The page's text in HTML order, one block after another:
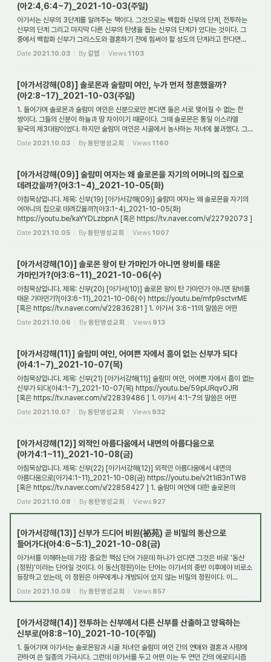
(아2:4,6:4~7)_2021-10-03(주일)
아가서는 신부의 3단계를 알려주는 책이다. 그것으로는 백합화 신부의 단계, 전투하는
신부의 단계 그리고 마지막 다른 신부의 탄생을 돕는 신부의 단계가 있다는 것이다. 그
중에서 백합화 신부가 그리스도와 결혼하기 전에 힘써야 할 성도의 단계라고 한다면...
Date 2021.10.03 By갈렙 Views 1103
[아가서강해(08)] 솔로몬과 술람미 여인, 누가 먼저 청혼했을까?
(아2:8~17)_2021-10-03(주일)
1. 들어가며 솔로몬과 술람미 여인은 신분으로만 본다면 둘은 서로 맺어질 수 없는 한
쌍이다. 그들의 신분이 하늘과 땅 차이이기 때문이다. 그때 솔로몬은 통일 이스라엘
왕국의 제3대왕이었다. 하지만 술람미 여인은 시골에서 농사하는 처녀에 불과했다. 그...
Date 2021.10.03 By동탄명성교회 Views 1160
[아가서강해(09)] 술람미 여자는 왜 솔로몬을 자기의 어머니의 집으로
데려갔을까?(아3:1~4)_2021-10-05(화)
아침묵상입니다. 제목: 신부(19) [아가서강해(09)] 술람미 여자는 왜 솔로몬을 자기의
어머니의 집으로 데려갔을까?(아3:1~4)_2021-10-05(화)
https://youtu.be/kaYYDLzbpnA [혹은 https://tv.naver.com/v/22792073 ]
1. 성경을 해석할 때는 어떤 원칙을 적용...
Date 2021.10.05 By동탄명성교회 Views 1007
[아가서강해(10)] 솔로몬 왕이 탄 가마인가 아니면 왕비를 태운
가마인가?(아3:6~11)_2021-10-06(수)
아침묵상입니다. 제목: 신부(20) [아가서(10)] 솔로몬 왕이 탄 가마인가 아니면 왕비를
태운 가마인가?(아3:6~11)_2021-10-06(수) https://youtu.be/mfp9sctvrME
[혹은 https://tv.naver.com/v/22836281 ] 1. 아가서 3:6~11의 말씀은 어떤
장면인가? 아가서 3:...
Date 2021.10.06 By동탄명성교회 Views 913
[아가서강해(11)] 술람미 여인, 어여쁜 자에서 흠이 없는 신부가 되다
(아4:1~7)_2021-10-07(목)
아침묵상입니다. 제목: 신부(21) [아가서강해(11)] 술람미 여인, 어여쁜 자에서 흠이 없는
신부가 되다(아4:1~7)_2021-10-07(목) https://youtu.be/59pURqvOJRI
[혹은 https://tv.naver.com/v/22839486 ] 1. 아가서 4:1~7의 말씀은 어떤
현장에 관한 말씀인가?...
Date 2021.10.07 By동탄명성교회 Views 932
[아가서강해(12)] 외적인 아름다움에서 내면의 아름다움으로
(아가4:1~11)_2021-10-08(금)
아침묵상입니다. 제목: 신부(22) [아가서강해(12)] 외적인 아름다움에서 내면의
아름다움으로(아가4:1~11)_2021-10-08(금) https://youtu.be/v2t1iB3nTW8
[혹은 https://tv.naver.com/v/22858427 ] 1. 술람미 여인에 대한 솔로몬의
호칭은 결혼 전후로 어떻게 ...
Date 2021.10.08 By동탄명성교회 Views 927
[아가서강해(13)] 신부가 드디어 비원(祕苑) 곧 비밀의 동산으로
들어가다(아4:6~5:1)_2021-10-08(금)
아가서를 이해하는데 가장 중요한 핵심 단어 가운데 하나가 있다면 그것은 바로 '동산
(정원)'이라는 단어일 것이다. 이 동산(정원)이는 단어는 아가서의 중반 이후에야 비로소
등장하고 있는데, 이 정원은 아무에게나 개방되어 있지 않는 비밀의 정원이다. 이...
Date 2021.10.08 By동탄명성교회 Views 857
[아가서강해(14)] 전투하는 신부에서 다른 신부를 산출하고 양육하는
신부로(아8:8~10)_2021-10-10(주일)
1. 들어가며 아가서는 솔로몬왕과 시골 처녀인 술람미 여인 간의 연애와 결혼과 사랑에
관하여 쓴 일종의 가극시다. 그런데 아가서를 두고 어떤 이는 두 연인 간의 에로티시즘